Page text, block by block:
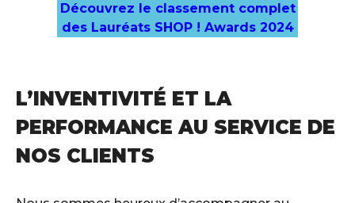
Découvrez le classement complet
des Lauréats SHOP ! Awards 2024
L’INVENTIVITÉ ET LA
PERFORMANCE AU SERVICE DE
NOS CLIENTS